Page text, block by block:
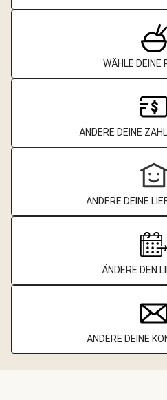
WÄHLE DEINE
ÄNDERE DEINE
ÄNDERE DEINE
ÄNDERE DEN
ÄNDERE DEINE